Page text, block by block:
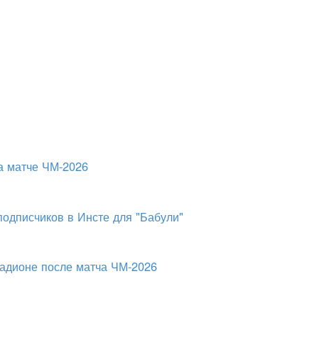
матче ЧМ-2026
в Инсте для "Бабули"
после матча ЧМ-2026